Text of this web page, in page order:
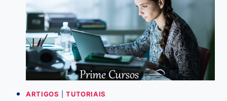
ASSUNTO
DE
FORMA
RÁPIDA
ARTIGOS |TUTORIAIS